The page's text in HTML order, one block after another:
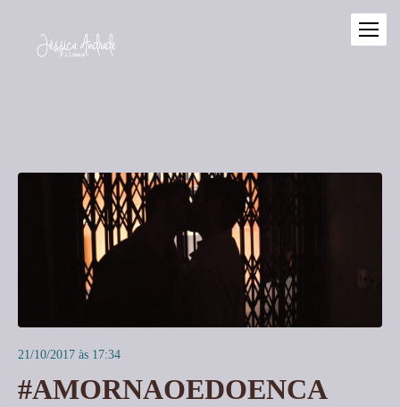
21/10/2017 às 17:34
#AMORNAOEDOENCA